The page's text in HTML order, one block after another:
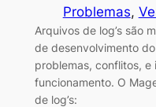
Problemas,
Arquivos de log’s são
de desenvolvimento
problemas, conflitos,
funcionamento. O
de log’s: